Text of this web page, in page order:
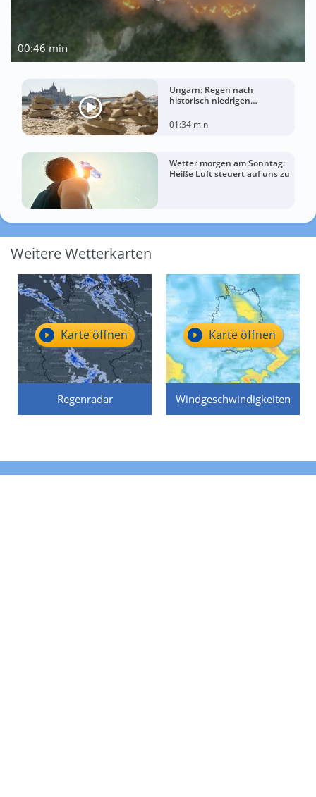
00:46 min
Ungarn: Regen nach
historisch niedrigen
01:34 min
Wetter morgen am Sonntag:
Heiße Luft steuert auf uns zu
Weitere Wetterkarten
Regenradar
Karte öffnen
Windgeschwindigkeiten
Karte öffnen